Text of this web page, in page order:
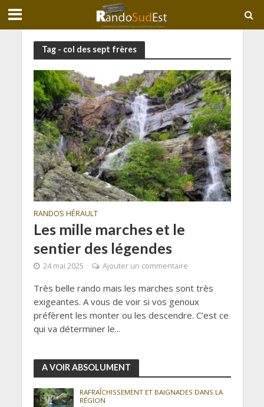
Tag - col des sept frères
RANDOS HÉRAULT
Les mille marches et le
sentier des légendes
24 mai 2025 Ajouter un commentaire
Très belle rando mais les marches sont très
exigeantes. A vous de voir si vos genoux
préfèrent les monter ou les descendre. C’est ce
qui va déterminer le...
A VOIR ABSOLUMENT
RAFRAÎCHISSEMENT ET BAIGNADES DANS LA
RÉGION